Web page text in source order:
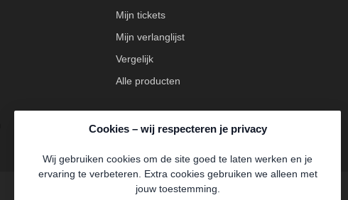
Mijn tickets
Mijn verlanglijst
Vergelijk
Alle producten
Cookies – wij respecteren je privacy
Wij gebruiken cookies om de site goed te laten werken en je
ervaring te verbeteren. Extra cookies gebruiken we alleen met
jouw toestemming.